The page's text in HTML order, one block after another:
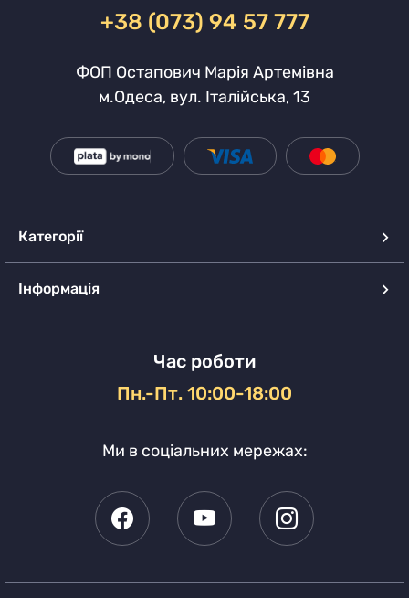
+38 (073) 94 57 777
ФОП Остапович Марія Артемівна
м.Одеса, вул. Італійська, 13
Категорії
Інформація
Час роботи
Пн.-Пт. 10:00-18:00
Ми в соціальних мережах: